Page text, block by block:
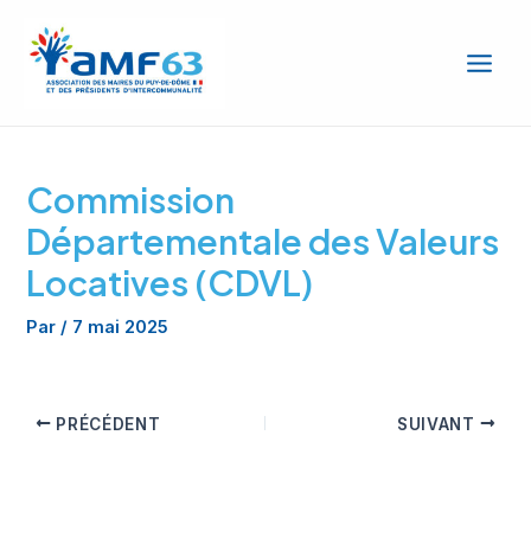
contenu
Commission
Départementale des Valeurs
Locatives (CDVL)
Par / 7 mai 2025
PRÉCÉDENT SUIVANT